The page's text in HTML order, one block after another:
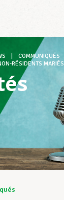
DE
Travail
COMMUNIQUÉS
RÉSIDENTS MARIÉS